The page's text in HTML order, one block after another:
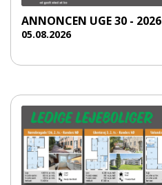
ANNONCEN UGE 30 - 2026
05.08.2026